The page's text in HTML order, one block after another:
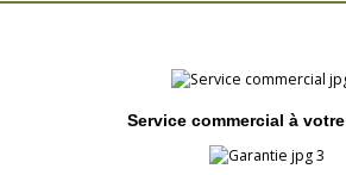
Service commercial à